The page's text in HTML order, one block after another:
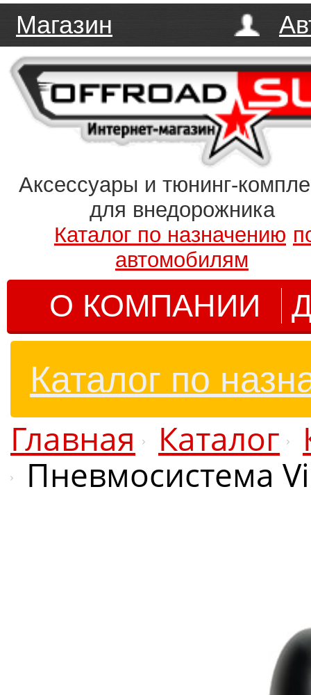
Магазин
Аксессуары и тюнинг-
для внедорожника
Каталог по назначению
автомобилям
О КОМПАНИИ
Каталог по
Главная Каталог
Пневмосистема